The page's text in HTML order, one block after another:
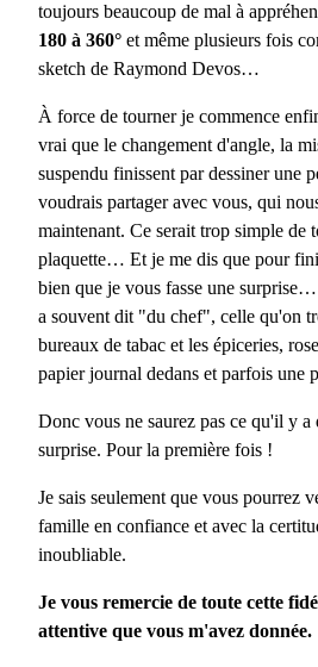
toujours beaucoup de mal à
180 à 360° et même plusieurs fois
sketch de Raymond Devos…
À force de tourner je commence
vrai que le changement d'angle, la
suspendu finissent par dessiner une
voudrais partager avec vous, qui
maintenant. Ce serait trop simple de
plaquette… Et je me dis que pour
bien que je vous fasse une
a souvent dit "du chef", celle qu'on
bureaux de tabac et les épiceries,
papier journal dedans et parfois une
Donc vous ne saurez pas ce qu'il y a
surprise. Pour la première fois !
Je sais seulement que vous pourrez
famille en confiance et avec la
inoubliable.
Je vous remercie de toute cette
attentive que vous m'avez donnée.